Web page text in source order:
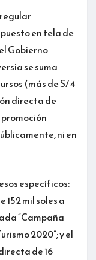
en tela de
Gobierno
se suma
(más de S/ 4
directa de
ni en
específicos:
mil soles a
“Campaña
2020”; y el
de 16